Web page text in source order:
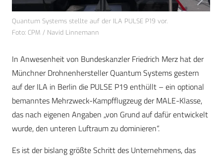
Quantum Systems stellte auf der ILA PULSE P19 vor.
Foto: CPM / Navid Linnemann
In Anwesenheit von Bundeskanzler Friedrich Merz hat der
Münchner Drohnenhersteller Quantum Systems gestern
auf der ILA in Berlin die PULSE P19 enthüllt – ein optional
bemanntes Mehrzweck-Kampfflugzeug der MALE-Klasse,
das nach eigenen Angaben „von Grund auf dafür entwickelt
wurde, den unteren Luftraum zu dominieren“.
Es ist der bislang größte Schritt des Unternehmens, das